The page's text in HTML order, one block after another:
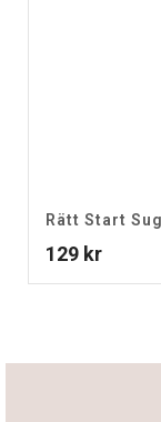
Rätt Start
129 kr